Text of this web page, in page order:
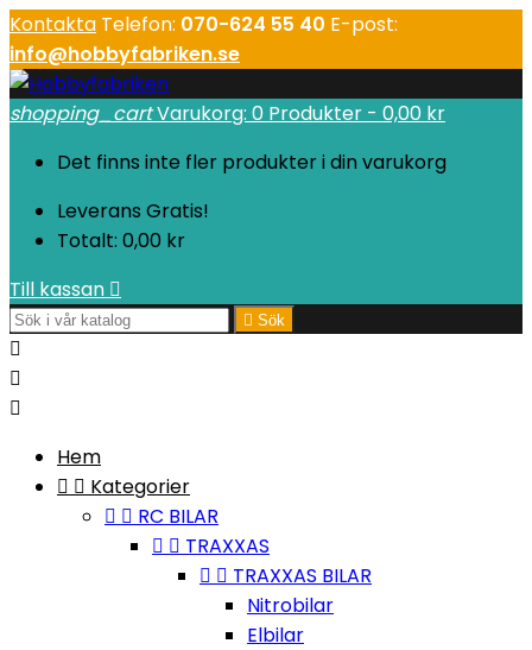
Kontakta Telefon: 070-624 55 40 E-post:
info@hobbyfabriken.se
shopping_cartVarukorg: 0 Produkter - 0,00 kr
Det finns inte fler produkter i din varukorg
Leverans Gratis!
Totalt: 0,00 kr
Till kassan 
 Sök



Hem
  Kategorier
  RC BILAR
  TRAXXAS
  TRAXXAS BILAR
Nitrobilar
Elbilar